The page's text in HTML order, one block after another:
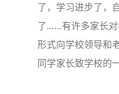
了，学习进步了，
了……有许多家长对
形式向学校领导和
同学家长致学校的